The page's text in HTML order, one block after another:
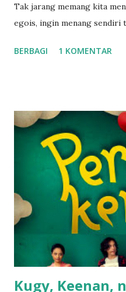
Tak jarang memang kita
egois, ingin menang sendiri
mulia yang dengan segenap
mencibir. Dan cinta dari
hidup. Untuk itulah
lahir dari hati sebagai
hidupku, para malaikat
dengan buku ini? Bisa pesan
dengan Format : Nama,
dipesan, Jumlah pembelian.
mengkonfirmasi ongkos
BERBAGI 1 KOMENTAR
Kugy, Keenan,